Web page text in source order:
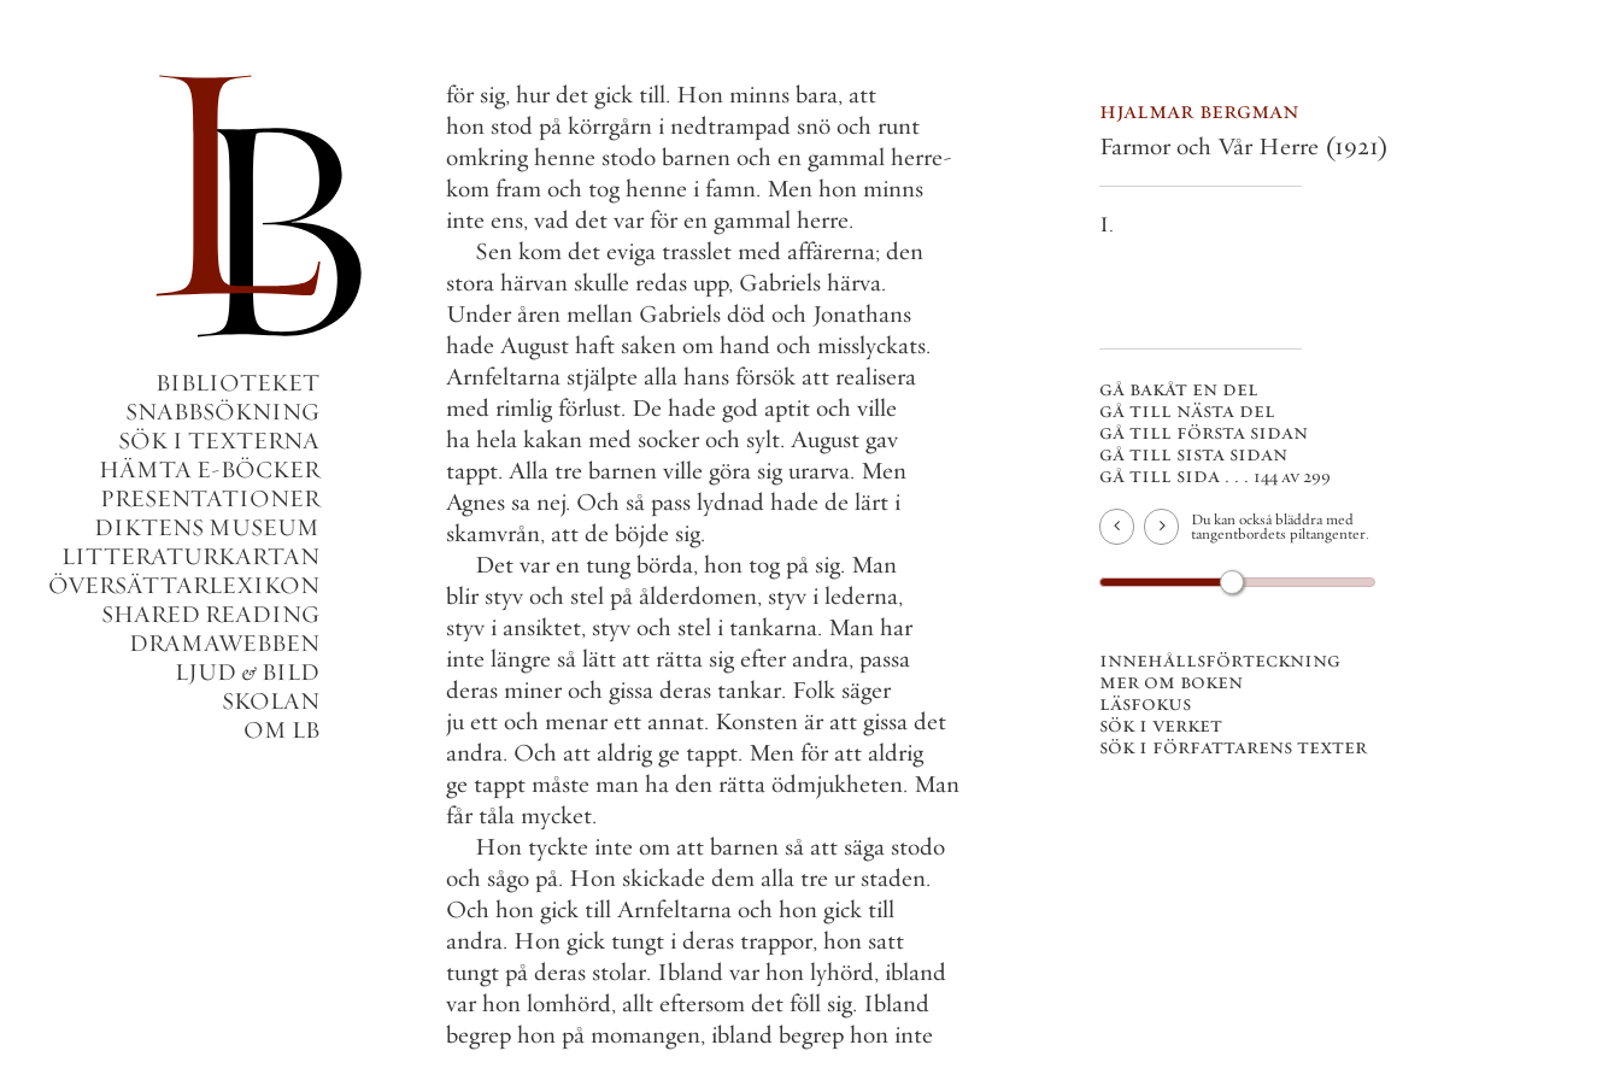
BIBLIOTEKET
SNABBSÖKNING
SÖK I TEXTERNA
HÄMTA E-BÖCKER
PRESENTATIONER
DIKTENS MUSEUM
LITTERATURKARTAN
ÖVERSÄTTARLEXIKON
SHARED READING
DRAMAWEBBEN
LJUD & BILD
SKOLAN
OM LB
för sig, hur det gick till. Hon minns bara, att
hon stod på körrgårn i nedtrampad snö och runt
omkring henne stodo barnen och en gammal herre-
kom fram och tog henne i famn. Men hon minns
inte ens, vad det var för en gammal herre.
Sen kom det eviga trasslet med affärerna; den
stora härvan skulle redas upp, Gabriels härva.
Under åren mellan Gabriels död och Jonathans
hade August haft saken om hand och misslyckats.
Arnfeltarna stjälpte alla hans försök att realisera
med rimlig förlust. De hade god aptit och ville
ha hela kakan med socker och sylt. August gav
tappt. Alla tre barnen ville göra sig urarva. Men
Agnes sa nej. Och så pass lydnad hade de lärt i
skamvrån, att de böjde sig.
Det var en tung börda, hon tog på sig. Man
blir styv och stel på ålderdomen, styv i lederna,
styv i ansiktet, styv och stel i tankarna. Man har
inte längre så lätt att rätta sig efter andra, passa
deras miner och gissa deras tankar. Folk säger
ju ett och menar ett annat. Konsten är att gissa det
andra. Och att aldrig ge tappt. Men för att aldrig
ge tappt måste man ha den rätta ödmjukheten. Man
får tåla mycket.
Hon tyckte inte om att barnen så att säga stodo
och sågo på. Hon skickade dem alla tre ur staden.
Och hon gick till Arnfeltarna och hon gick till
andra. Hon gick tungt i deras trappor, hon satt
tungt på deras stolar. Ibland var hon lyhörd, ibland
var hon lomhörd, allt eftersom det föll sig. Ibland
begrep hon på momangen, ibland begrep hon inte
hjalmar bergman
Farmor och Vår Herre (1921)
I.
gå bakåt en del
gå till nästa del
gå till första sidan
gå till sista sidan
gå till sida . . . 144 av 299
Du kan också bläddra med
tangentbordets piltangenter.
innehållsförteckning
mer om boken
läsfokus
sök i verket
sök i författarens texter